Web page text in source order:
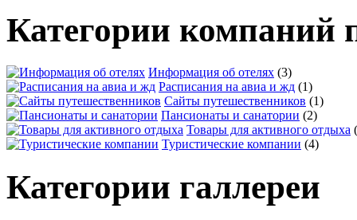
Категории компаний
Информация об отелях (3)
Расписания на авиа и жд (1)
Сайты путешественников (1)
Пансионаты и санатории (2)
Товары для активного отдыха
Туристические компании (4)
Категории галлереи